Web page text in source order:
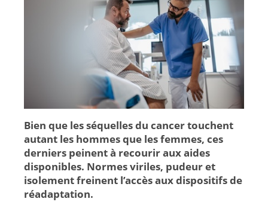
Bien que les séquelles du cancer touchent
autant les hommes que les femmes, ces
derniers peinent à recourir aux aides
disponibles. Normes viriles, pudeur et
isolement freinent l’accès aux dispositifs de
réadaptation.